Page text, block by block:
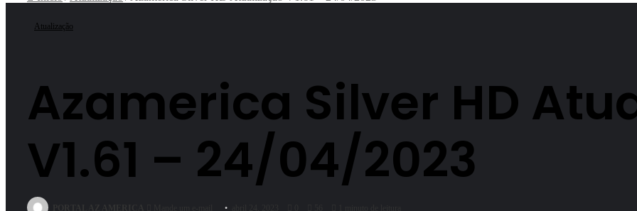
Atualização
Azamerica Silver HD
V1.61 – 24/04/2023